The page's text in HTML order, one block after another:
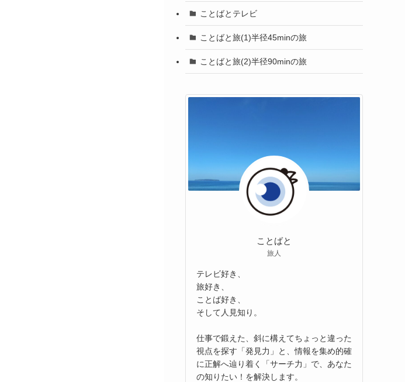
ことばとテレビ
ことばと旅(1)半径45minの旅
ことばと旅(2)半径90minの旅
ことばと
旅人
テレビ好き、
旅好き、
ことば好き、
そして人見知り。
仕事で鍛えた、斜に構えてちょっと違った
視点を探す「発見力」と、情報を集め的確
に正解へ辿り着く「サーチ力」で、あなた
の知りたい！を解決します。